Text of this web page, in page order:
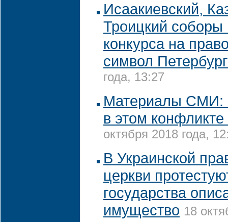
Исаакиевский,
Троицкий
конкурса на
символ
года, 13:27
Материалы СМИ:
в этом
октября 2018 года,
В Украинской
церкви
государства
имущество 18